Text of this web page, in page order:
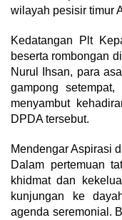
wilayah pesisir timur
Kedatangan Plt
beserta rombongan
Nurul Ihsan, para
gampong
menyambut
DPDA tersebut.
Mendengar Aspirasi
Dalam pertemuan
khidmat dan
kunjungan ke
agenda seremonial.